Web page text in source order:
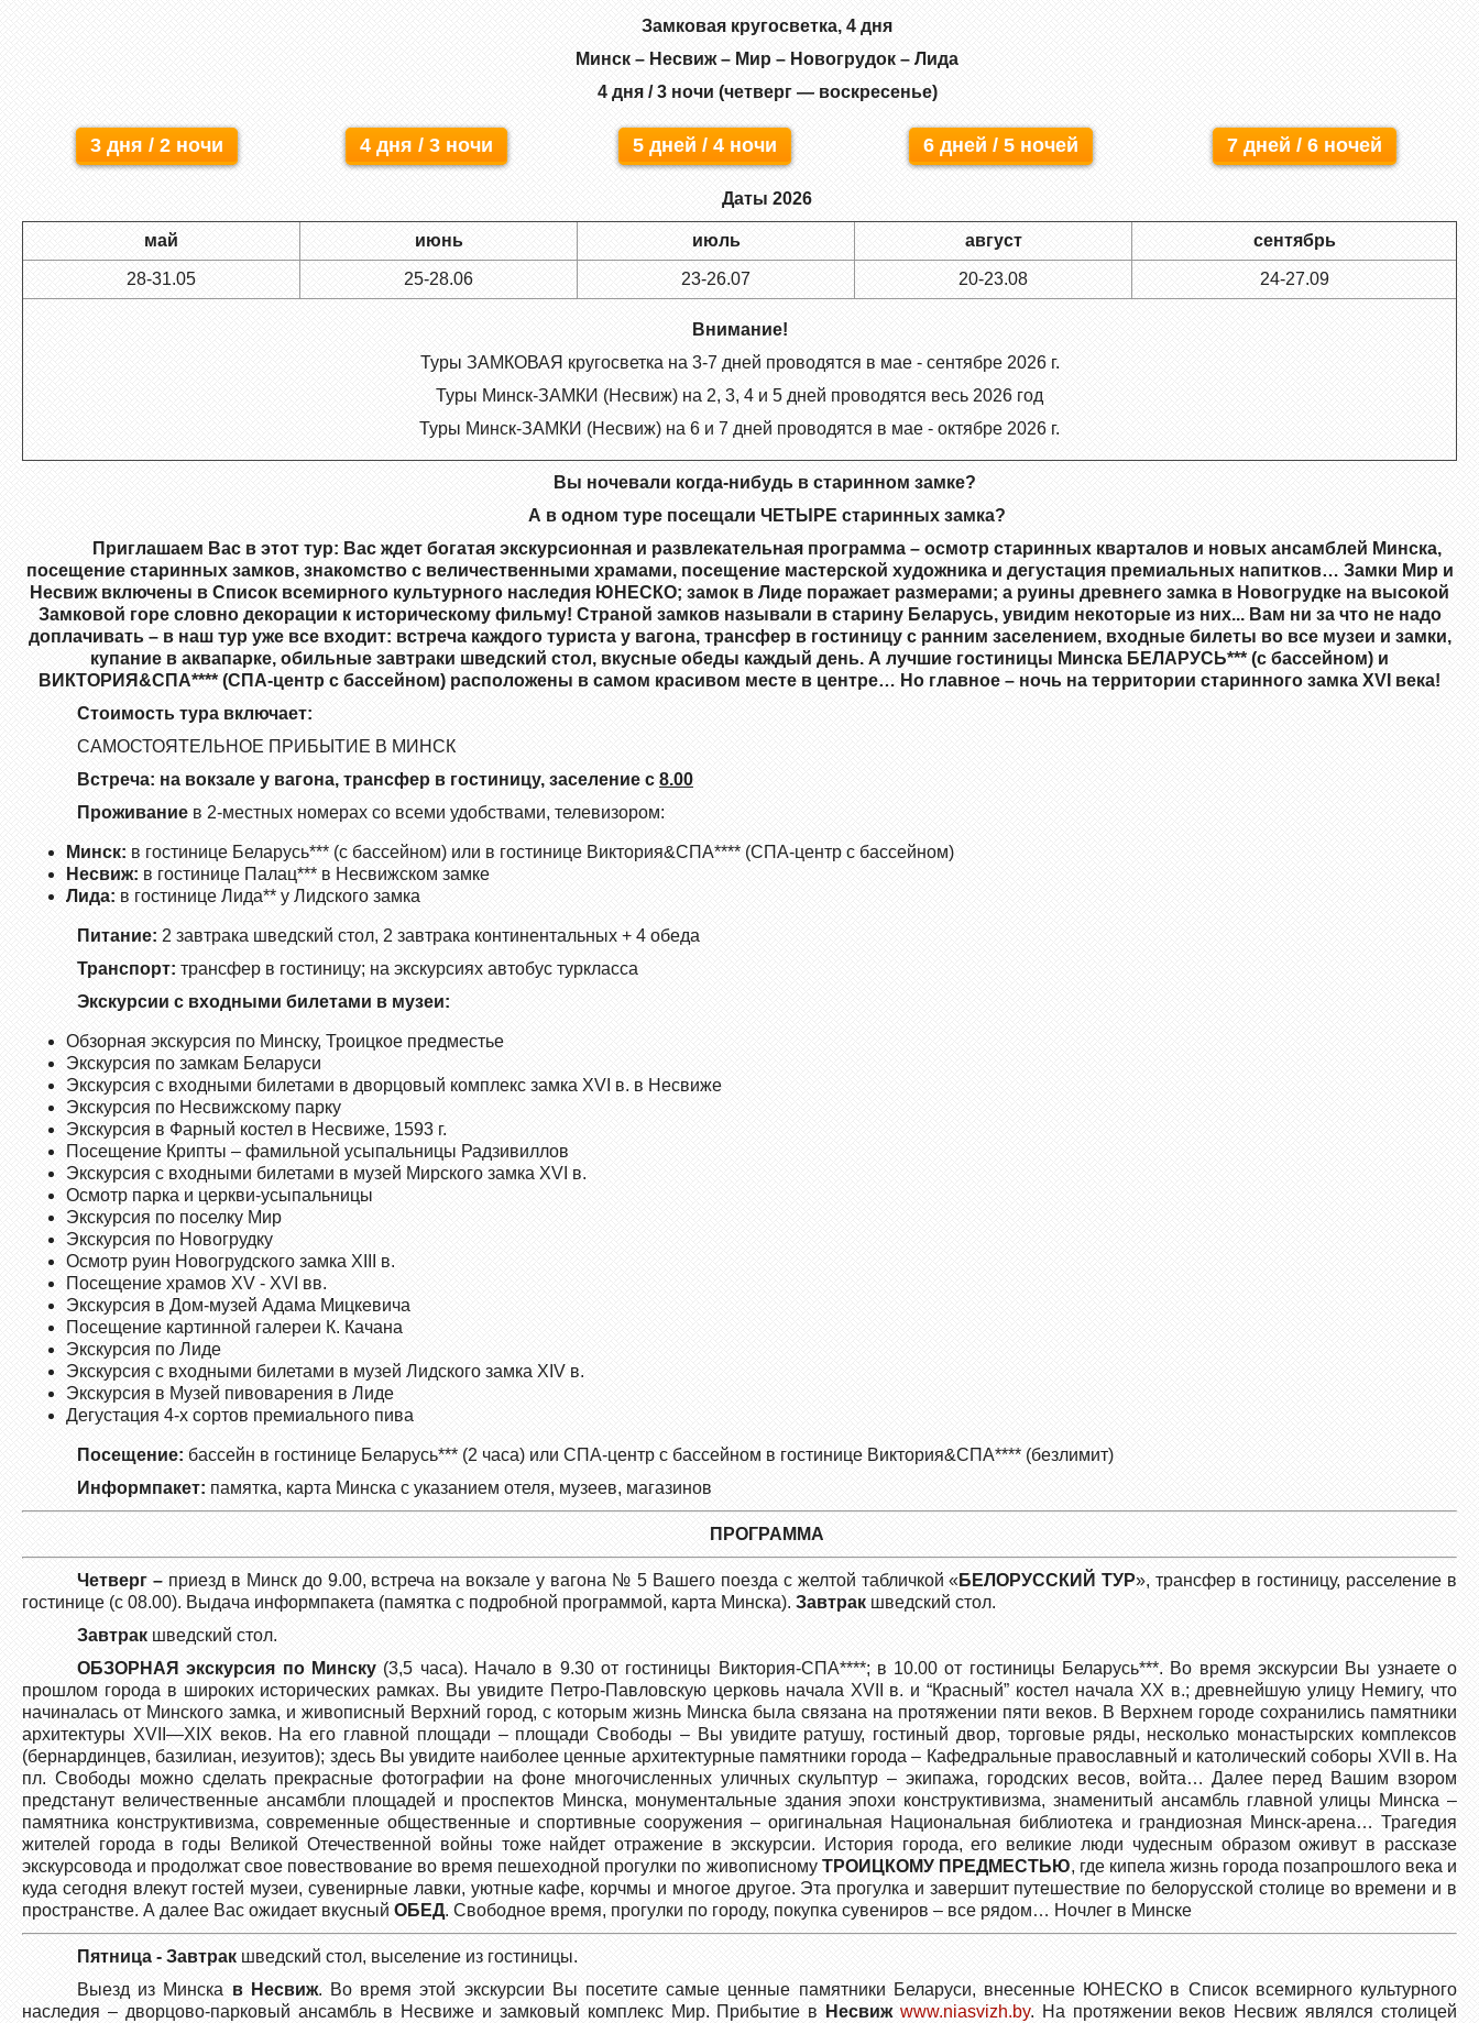
Замковая кругосветка, 4 дня
Минск – Несвиж – Мир – Новогрудок – Лида
4 дня / 3 ночи (четверг — воскресенье)
3 дня / 2 ночи 4 дня / 3 ночи 5 дней / 4 ночи 6 дней / 5 ночей 7 дней / 6 ночей
Даты 2026
май июнь июль август сентябрь
28-31.05 25-28.06 23-26.07 20-23.08 24-27.09
Внимание!
Туры ЗАМКОВАЯ кругосветка на 3-7 дней проводятся в мае - сентябре 2026 г.
Туры Минск-ЗАМКИ (Несвиж) на 2, 3, 4 и 5 дней проводятся весь 2026 год
Туры Минск-ЗАМКИ (Несвиж) на 6 и 7 дней проводятся в мае - октябре 2026 г.
Вы ночевали когда-нибудь в старинном замке?
А в одном туре посещали ЧЕТЫРЕ старинных замка?
Приглашаем Вас в этот тур: Вас ждет богатая экскурсионная и развлекательная программа – осмотр старинных кварталов и новых ансамблей Минска,
посещение старинныхзамков, знакомство с величественными храмами, посещение мастерской художника и дегустация премиальных напитков… Замки Мир и
Несвиж включены в Список всемирного культурного наследия ЮНЕСКО; замок в Лиде поражает размерами; а руины древнего замка в Новогрудке на высокой
Замковой горе словно декорации к историческому фильму! Страной замков называли в старину Беларусь, увидим некоторые из них...Вам ни за что не надо
доплачивать – в наш тур уже все входит: встреча каждого туриста у вагона, трансфер в гостиницу с ранним заселением, входные билеты во все музеи и замки,
купание в аквапарке, обильные завтраки шведский стол, вкусные обеды каждый день. А лучшие гостиницы Минска БЕЛАРУСЬ*** (с бассейном) и
ВИКТОРИЯ&СПА**** (СПА-центр с бассейном) расположены в самом красивом месте в центре… Но главное – ночь на территории старинного замка XVI века!
Стоимость тура включает:
САМОСТОЯТЕЛЬНОЕ ПРИБЫТИЕ В МИНСК
Встреча: на вокзале у вагона, трансфер в гостиницу, заселение с 8.00
Проживание в 2-местных номерах со всеми удобствами, телевизором:
Минск: в гостинице Беларусь*** (с бассейном) или в гостинице Виктория&СПА**** (СПА-центр с бассейном)
Несвиж: в гостинице Палац*** в Несвижском замке
Лида: в гостинице Лида** у Лидского замка
Питание: 2 завтрака шведский стол, 2 завтрака континентальных + 4 обеда
Транспорт: трансфер в гостиницу; на экскурсиях автобус туркласса
Экскурсии с входными билетами в музеи:
Обзорная экскурсия по Минску, Троицкое предместье
Экскурсия по замкам Беларуси
Экскурсия с входными билетами в дворцовый комплекс замка XVI в. в Несвиже
Экскурсия по Несвижскому парку
Экскурсия в Фарный костел в Несвиже, 1593 г.
Посещение Крипты – фамильной усыпальницы Радзивиллов
Экскурсия с входными билетами в музей Мирского замка XVI в.
Осмотр парка и церкви-усыпальницы
Экскурсия по поселку Мир
Экскурсия по Новогрудку
Осмотр руин Новогрудского замка ХIII в.
Посещение храмов XV - XVI вв.
Экскурсия в Дом-музей Адама Мицкевича
Посещение картинной галереи К. Качана
Экскурсия по Лиде
Экскурсия с входными билетами в музей Лид­ского зам­ка XIV в.
Экскурсия в Музей пивоварения в Лиде
Дегустация 4-х сортов премиального пива
Посещение: бассейн в гостинице Беларусь*** (2 часа) или СПА-центр с бассейном в гостинице Виктория&СПА**** (безлимит)
Информпакет: памятка, карта Минска с указанием отеля, музеев, магазинов
ПРОГРАММА
Четверг – приезд в Минск до 9.00, встреча на вокзале у вагона № 5 Вашего поезда с желтой табличкой « БЕЛОРУССКИЙ ТУР», трансфер в гостиницу, расселение в
гостинице (с 08.00). Выдача информпакета (памятка с подробной программой, карта Минска). Завтрак шведский стол.
Завтрак шведский стол.
ОБЗОРНАЯ экскурсия по Минску(3,5 часа). Начало в 9.30 от гостиницы Виктория-СПА****; в 10.00 от гостиницы Беларусь***. Во время экскурсии Вы узнаете о
прошлом города в широких исторических рамках. Вы увидите Петро-Павловскую церковь начала ХVII в. и “Красный” костел начала ХХ в.; древнейшую улицу Немигу, что
начиналась от Минского замка, и живописный Верхний город, с которым жизнь Минска была связана на протяжении пяти веков. В Верхнем городе сохранились памятники
архитектуры XVII—XIX веков. На его главной площади – площади Свободы – Вы увидите ратушу, гостиный двор, торговые ряды, несколько монастырских комплексов
(бернардинцев, базилиан, иезуитов); здесь Вы увидите наиболее ценные архитектурные памятники города – Кафедральные православный и католический соборы ХVII в. На
пл. Свободы можно сделать прекрасные фотографии на фоне многочисленных уличных скульптур – экипажа, городских весов, войта… Далее перед Вашим взором
предстанут величественные ансамбли площадей и проспектов Минска, монументальные здания эпохи конструктивизма, знаменитый ансамбль главной улицы Минска –
памятника конструктивизма, современные общественные и спортивные сооружения – оригинальная Национальная библиотека и грандиозная Минск-арена… Трагедия
жителей города в годы Великой Отечественной войны тоже найдет отражение в экскурсии. История города, его великие люди чудесным образом оживут в рассказе
экскурсовода и продолжат свое повествование во время пешеходной прогулки по живописному ТРОИЦКОМУ ПРЕДМЕСТЬЮ, где кипела жизнь города позапрошлого века и
куда сегодня влекут гостей музеи, сувенирные лавки, уютные кафе, корчмы и многое другое. Эта прогулка и завершит путешествие по белорусской столице во времени и в
пространстве. А далее Вас ожидает вкусный ОБЕД. Свободное время, прогулки по городу, покупка сувениров – все рядом… Ночлег в Минске
Пятница - Завтрак шведский стол, выселение из гостиницы.
Выезд из Минска в Несвиж. Во время этой экскурсии Вы посетите самые ценные памятники Беларуси, внесенные ЮНЕСКО в Список всемирного культурного
наследия – дворцово-парковый ансамбль в Несвиже и замковый комплекс Мир. Прибытие в
Несвиж www.niasvizh.by. На протяжении веков Несвиж являлся столицей